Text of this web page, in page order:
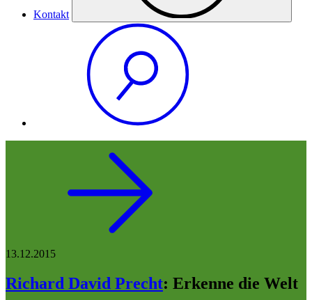
Kontakt
13.12.2015
Richard David Precht: Erkenne die Welt